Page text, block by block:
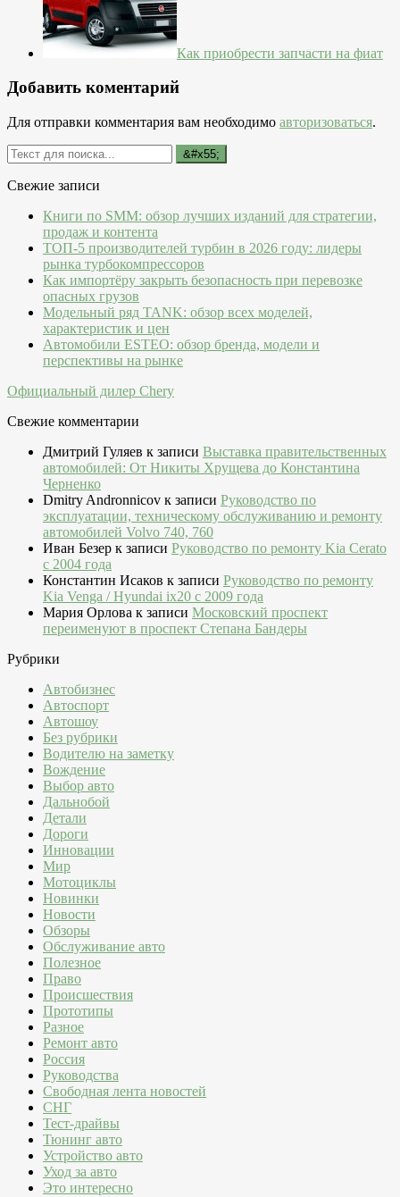
Как приобрести запчасти на фиат
Добавить коментарий
Для отправки комментария вам необходимо авторизоваться.
Свежие записи
Книги по SMM: обзор лучших изданий для стратегии,
продаж и контента
ТОП-5 производителей турбин в 2026 году: лидеры
рынка турбокомпрессоров
Как импортёру закрыть безопасность при перевозке
опасных грузов
Модельный ряд TANK: обзор всех моделей,
характеристик и цен
Автомобили ESTEO: обзор бренда, модели и
перспективы на рынке
Официальный дилер Chery
Свежие комментарии
Дмитрий Гуляев к записи Выставка правительственных
автомобилей: От Никиты Хрущева до Константина
Черненко
Dmitry Andronnicov к записи Руководство по
эксплуатации, техническому обслуживанию и ремонту
автомобилей Volvo 740, 760
Иван Безер к записи Руководство по ремонту Kia Cerato
c 2004 года
Константин Исаков к записи Руководство по ремонту
Kia Venga / Hyundai ix20 c 2009 года
Мария Орлова к записи Московский проспект
переименуют в проспект Степана Бандеры
Рубрики
Автобизнес
Автоспорт
Автошоу
Без рубрики
Водителю на заметку
Вождение
Выбор авто
Дальнобой
Детали
Дороги
Инновации
Мир
Мотоциклы
Новинки
Новости
Обзоры
Обслуживание авто
Полезное
Право
Происшествия
Прототипы
Разное
Ремонт авто
Россия
Руководства
Свободная лента новостей
СНГ
Тест-драйвы
Тюнинг авто
Устройство авто
Уход за авто
Это интересно